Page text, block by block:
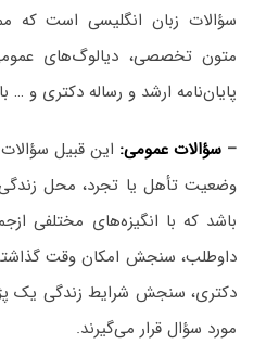
سؤالات زبان انگلیسی است
متون تخصصی، دیالوگ‌های
پایان‌نامه ارشد و رساله دکتری و …
– سؤالات عمومی: این قبیل
وضعیت تأهل یا تجرد، محل
باشد که با انگیزه‌های مختلفی
داوطلب، سنجش امکان وقت
دکتری، سنجش شرایط زندگی یک
مورد سؤال قرار می‌گیرند.